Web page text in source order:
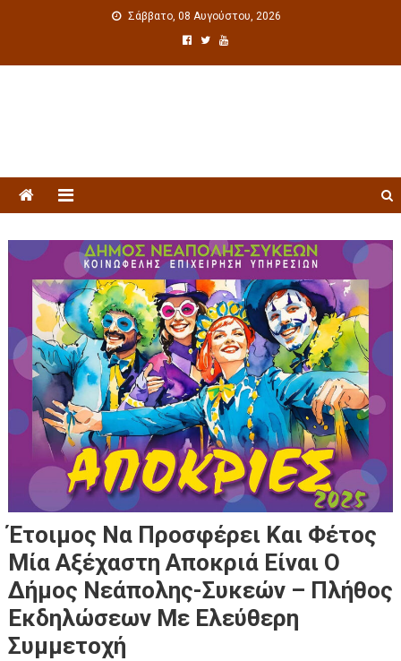
Σάββατο, 08 Αυγούστου, 2026
Έτοιμος Να Προσφέρει Και Φέτος
Μία Αξέχαστη Αποκριά Είναι Ο
Δήμος Νεάπολης-Συκεών – Πλήθος
Εκδηλώσεων Με Ελεύθερη
Συμμετοχή